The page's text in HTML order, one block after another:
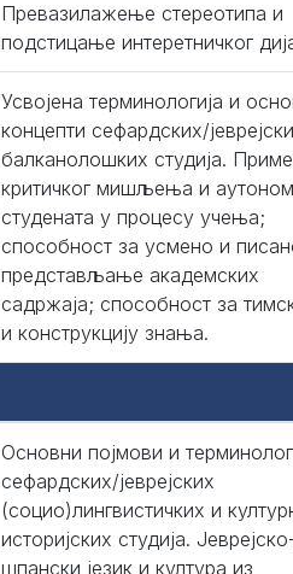
Превазилажење стереотипа и
подстицање интеретничког
Усвојена терминологија и
концепти сефардских/
балканолошких студија.
критичког мишљења и
студената у процесу учења;
способност за усмено и
представљање академских
садржаја; способност за
и конструкцију знања.
Основни појмови и
сефардских/јеврејских
(социо)лингвистичких и
историјских студија.
шпански језик и култура из